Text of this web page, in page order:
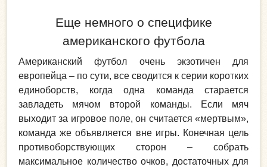
Еще немного о специфике
американского футбола
Американский футбол очень экзотичен для
европейца – по сути, все сводится к серии коротких
единоборств, когда одна команда старается
завладеть мячом второй команды. Если мяч
выходит за игровое поле, он считается «мертвым»,
команда же объявляется вне игры. Конечная цель
противоборствующих сторон – собрать
максимальное количество очков, достаточных для